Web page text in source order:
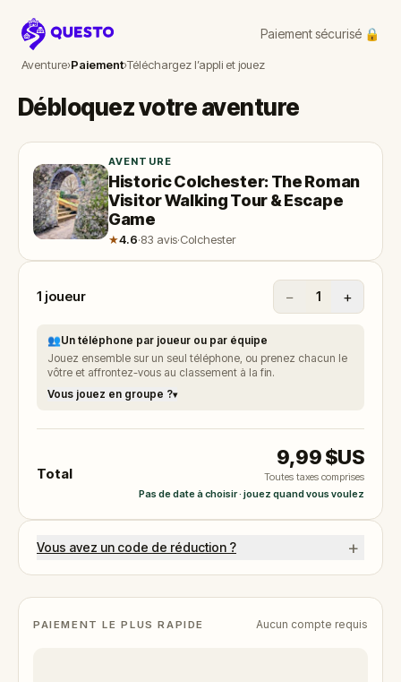
Questo
Paiement sécurisé 🔒
Aventure›Paiement›Téléchargez l’appli et jouez
Débloquez votre aventure
PAIEMENT LE PLUS RAPIDE Aucun compte requis
AVENTURE
Historic Colchester: The Roman
Visitor Walking Tour & Escape
Game
★4.6·83 avis·Colchester
1 joueur − 1 +
👥Un téléphone par joueur ou par équipe
Jouez ensemble sur un seul téléphone, ou prenez chacun le
vôtre et affrontez-vous au classement à la fin.
Vous jouez en groupe ?▾
Total
9,99 $US
Toutes taxes comprises
Pas de date à choisir · jouez quand vous voulez
Vous avez un code de réduction ? +